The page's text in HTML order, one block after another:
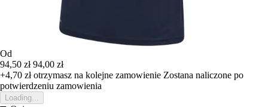
Od
94,50 zł 94,00 zł
+4,70 złotrzymasz na kolejne zamowienie Zostana naliczone po
potwierdzeniu zamowienia
Loading...